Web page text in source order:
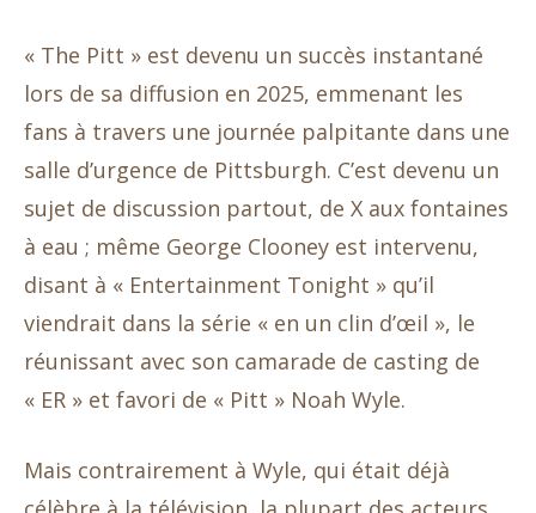
« The Pitt » est devenu un succès instantané
lors de sa diffusion en 2025, emmenant les
fans à travers une journée palpitante dans une
salle d’urgence de Pittsburgh. C’est devenu un
sujet de discussion partout, de X aux fontaines
à eau ; même George Clooney est intervenu,
disant à « Entertainment Tonight » qu’il
viendrait dans la série « en un clin d’œil », le
réunissant avec son camarade de casting de
« ER » et favori de « Pitt » Noah Wyle.
Mais contrairement à Wyle, qui était déjà